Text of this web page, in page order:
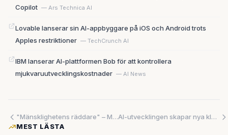
Copilot — Ars Technica AI
Lovable lanserar sin AI-appbyggare på iOS och Android trots
Apples restriktioner — TechCrunch AI
IBM lanserar AI-plattformen Bob för att kontrollera
mjukvaruutvecklingskostnader — AI News
"Mänsklighetens räddare" – Musk vittnar mot sin egen medgrundare i AI-striden som kan avgöra allt
AI-utvecklingen skapar nya klyftor i svenskt näringsliv
MEST LÄSTA